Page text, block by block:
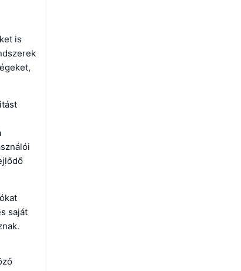
is
saját